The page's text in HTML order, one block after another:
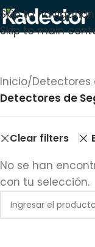
Skip to navigation
Skip to main
Inicio/Detectores
Detectores de
Clear filters
No se han
con tu selección.